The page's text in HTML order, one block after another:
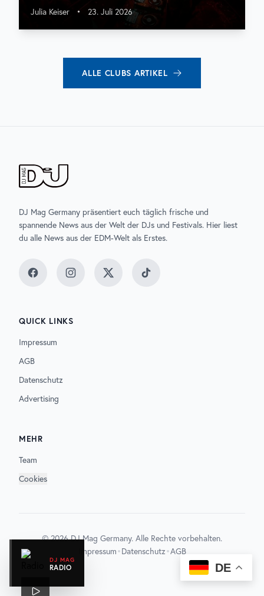
DJ MAG
RADIO
Julia Keiser • 23. Juli 2026
ALLE CLUBS ARTIKEL
DE
DJ Mag Germany präsentiert euch täglich frische und
spannende News aus der Welt der DJs und Festivals. Hier liest
du alle News aus der EDM-Welt als Erstes.
FacebookInstagramTwitter TikTok
QUICK LINKS
Impressum
AGB
Datenschutz
Advertising
MEHR
Team
Cookies
©2026DJ Mag Germany. Alle Rechte vorbehalten.
Impressum•Datenschutz•AGB